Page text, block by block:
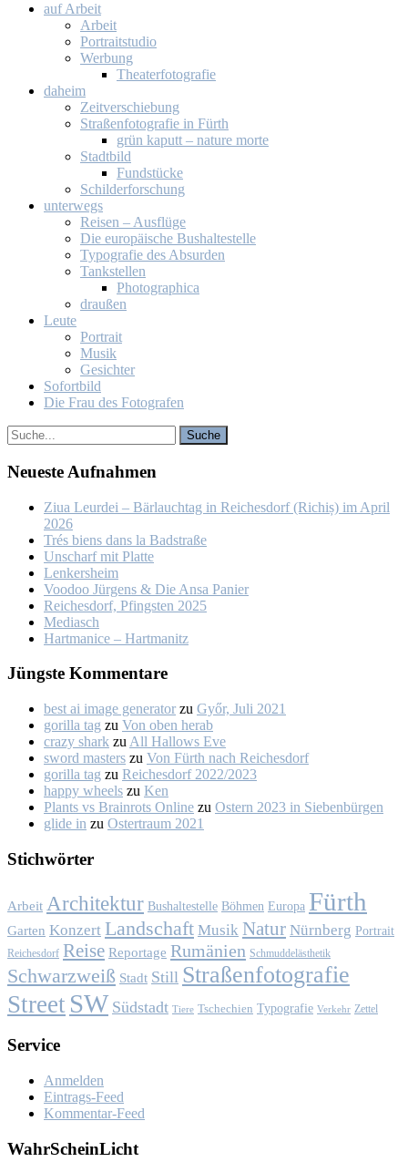
auf Ar­beit
Ar­beit
Por­trait­stu­dio
Wer­bung
Thea­ter­fo­to­gra­fie
da­heim
Zeit­ver­schie­bung
Stra­ßen­fo­to­gra­fie in Fürth
grün ka­putt – na­tu­re mor­te
Stadt­bild
Fund­stü­cke
Schil­der­for­schung
un­ter­wegs
Rei­sen – Aus­flü­ge
Die eu­ro­päi­sche Bus­hal­te­stel­le
Ty­po­gra­fie des Ab­sur­den
Tank­stel­len
Pho­to­gra­phi­ca
drau­ßen
Leu­te
Por­trait
Mu­sik
Ge­sich­ter
So­fort­bild
Die Frau des Fo­to­gra­fen
Neu­es­te Auf­nah­men
Ziua Leur­dei – Bär­lauch­tag in Rei­ches­dorf (Ri­chiș) im April
2026
Trés biens dans la Bad­stra­ße
Un­scharf mit Plat­te
Len­kers­heim
Voo­doo Jür­gens & Die An­sa Pa­nier
Rei­ches­dorf, Pfings­ten 2025
Me­dia­sch
Hart­ma­nice – Hart­ma­nitz
Jüngs­te Kom­men­ta­re
best ai image generator zu Győr, Ju­li 2021
gorilla tag zu Von oben her­ab
crazy shark zu All Hal­lows Eve
sword masters zu Von Fürth nach Rei­ches­dorf
gorilla tag zu Rei­ches­dorf 2022/2023
happy wheels zu Ken
Plants vs Brainrots Online zu Os­tern 2023 in Sie­ben­bür­gen
glide in zu Os­ter­traum 2021
Stich­wör­ter
Arbeit Architektur Bushaltestelle Böhmen Europa Fürth
Garten Konzert Landschaft Musik Natur Nürnberg Portrait
Reichesdorf Reise Reportage Rumänien Schmuddelästhetik
Schwarzweiß Stadt Still Straßenfotografie
Street SW Südstadt Tiere Tschechien Typografie Verkehr Zettel
Ser­vice
Anmelden
Eintrags-Feed
Kommentar-Feed
Wahr­Schein­Licht